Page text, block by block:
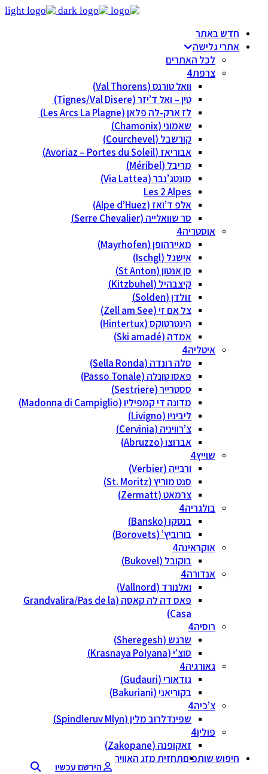
חדש באתר
אתרי גלישה
לכל האתרים
צרפת
וואל טורנס (Val Thorens)
טין – ואל ד’יזר (Tignes/Val Disere)
לז ארק-לה פלאן (Les Arcs La Plagne)
שאמוני (Chamonix)
קורשבל (Courchevel)
אבוריאז (Avoriaz – Portes du Soleil)
מריבל (Méribel)
מונטג’נבר (Via Lattea)
Les 2 Alpes
אלפ ד’ואז (Alpe d’Huez)
סר שוואלייה (Serre Chevalier)
אוסטריה
מאיירהופן (Mayrhofen)
אישגל (Ischgl)
סן אנטון (St Anton)
קיצבהיל (Kitzbuhel)
זולדן (Solden)
צל אם זי (Zell am See)
הינטרטוקס (Hintertux)
אמדה (Ski amadé)
איטליה
סלה רונדה (Sella Ronda)
פאסו טונלה (Passo Tonale)
ססטרייר (Sestriere)
מדונה די קמפיליו (Madonna di Campiglio)
ליביניו (Livigno)
צ’רוויניה (Cervinia)
אברוצו (Abruzzo)
שוייץ
ורבייה (Verbier)
סנט מוריץ (St. Moritz)
צרמאט (Zermatt)
בולגריה
בנסקו (Bansko)
בורוביץ’ (Borovets)
אוקראינה
בוקובל (Bukovel)
אנדורה
ואלנורד (Vallnord)
פאס דה לה קאסה (Grandvalira/Pas de la
Casa)
רוסיה
שרגש (Sheregesh)
סוצ’י (Krasnaya Polyana)
גאורגיה
גודאורי (Gudauri)
בקוריאני (Bakuriani)
צ’כיה
שפינדלרוב מלין (Spindleruv Mlyn)
פולין
זאקופנה (Zakopane)
חיפוש שותפיםתחזית מזג האוויר
הירשם עכשיו